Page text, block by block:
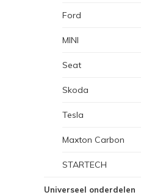
Ford
MINI
Seat
Skoda
Tesla
Maxton Carbon
STARTECH
Universeel onderdelen